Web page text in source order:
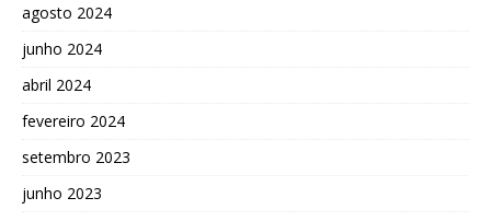
agosto 2024
junho 2024
abril 2024
fevereiro 2024
setembro 2023
junho 2023